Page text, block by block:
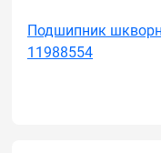
Подшипник
11988554